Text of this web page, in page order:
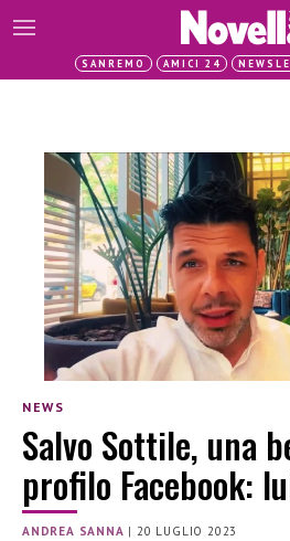
SANREMO AMICI 24
NEWS
Salvo Sottile, una
profilo Facebook:
ANDREA SANNA |20 LUGLIO 2023